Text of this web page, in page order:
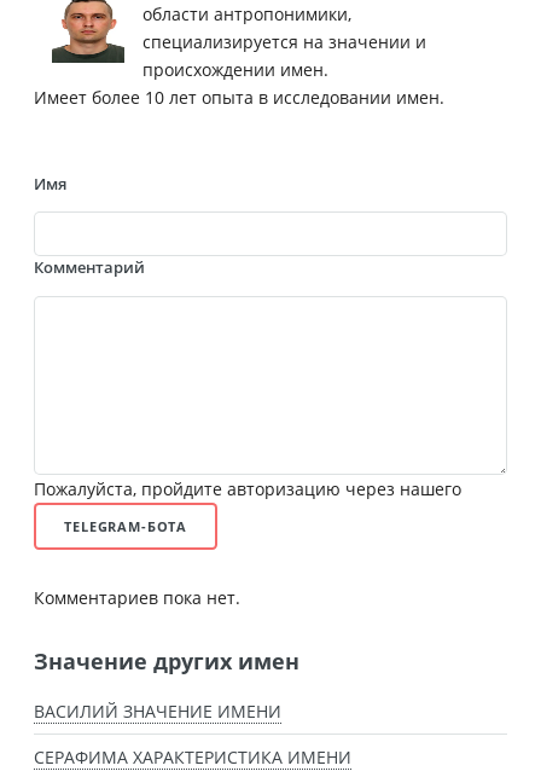
области антропонимики,
специализируется на значении и
происхождении имен.
Имеет более 10 лет опыта в исследовании имен.
Имя
Комментарий
Пожалуйста, пройдите авторизацию через нашего
TELEGRAM-БОТА
Комментариев пока нет.
Значение других имен
ВАСИЛИЙ ЗНАЧЕНИЕ ИМЕНИ
СЕРАФИМА ХАРАКТЕРИСТИКА ИМЕНИ